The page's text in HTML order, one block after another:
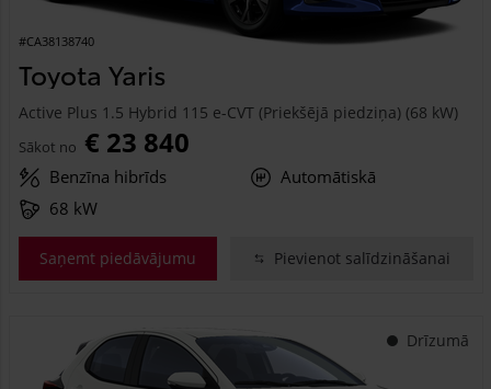
#CA38138740
Toyota Yaris
Active Plus 1.5 Hybrid 115 e-CVT (Priekšējā piedziņa) (68 kW)
Sākot no € 23 840
Benzīna hibrīds
Automātiskā
68 kW
Saņemt piedāvājumu Pievienot salīdzināšanai
Drīzumā